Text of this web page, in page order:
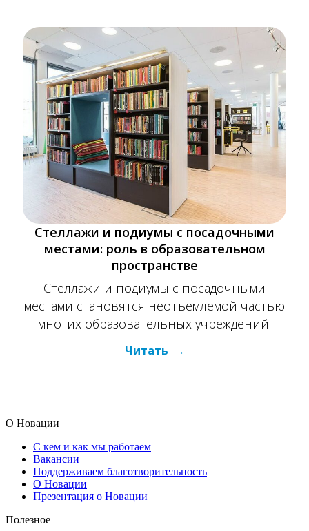
Стеллажи и подиумы с посадочными
местами: роль в образовательном
пространстве
Стеллажи и подиумы с посадочными
местами становятся неотъемлемой частью
многих образовательных учреждений.
Читать
О Новации
С кем и как мы работаем
Вакансии
Поддерживаем благотворительность
О Новации
Презентация о Новации
Полезное